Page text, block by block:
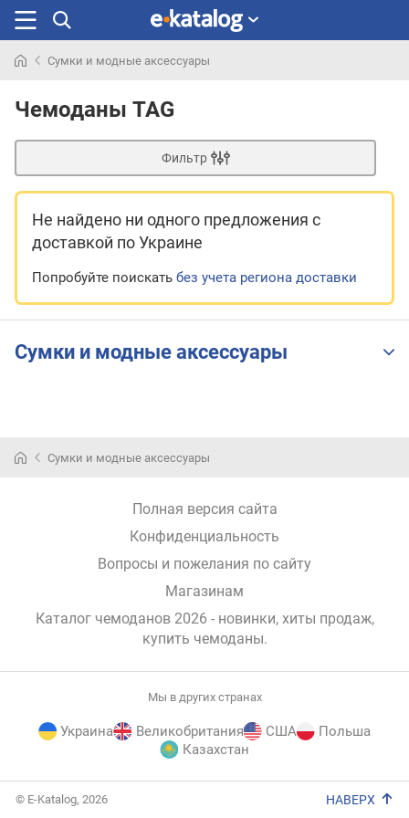
раньше
Сумки и модные аксессуары
Чемоданы TAG
Фильтр
Не найдено ни одного предложения с
доставкой по Украине
Попробуйте поискать без учета региона доставки
Сумки и модные аксессуары
Сумки и модные аксессуары
Полная версия сайта
Конфиденциальность
Вопросы и пожелания по сайту
Магазинам
Каталог чемоданов 2026 - новинки, хиты продаж,
купить чемоданы.
Мы в других странах
Украина Великобритания США
Польша
Казахстан
© E-Katalog, 2026 НАВЕРХ